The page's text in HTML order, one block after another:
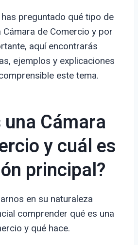
preguntado qué tipo de
de Comercio y por
aquí encontrarás
ejemplos y explicaciones
este tema.
una Cámara
y cuál es
principal?
en su naturaleza
comprender qué es una
y qué hace.